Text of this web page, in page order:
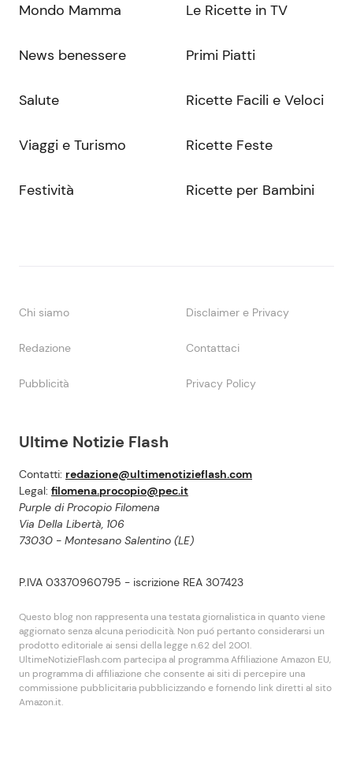
Ultime Notizie Flash
Contatti: redazione@ultimenotizieflash.com
Legal: filomena.procopio@pec.it
Purple di Procopio Filomena
Via Della Libertà, 106
73030 - Montesano Salentino (LE)
P.IVA 03370960795 - iscrizione REA 307423
Questo blog non rappresenta una testata giornalistica in quanto viene
aggiornato senza alcuna periodicità. Non puó pertanto considerarsi un
prodotto editoriale ai sensi della legge n.62 del 2001.
UltimeNotizieFlash.com partecipa al programma Affiliazione Amazon EU,
un programma di affiliazione che consente ai siti di percepire una
commissione pubblicitaria pubblicizzando e fornendo link diretti al sito
Amazon.it.
Mondo Mamma
News benessere
Salute
Viaggi e Turismo
Festività
Le Ricette in TV
Primi Piatti
Ricette Facili e Veloci
Ricette Feste
Ricette per Bambini
Chi siamo Disclaimer e Privacy
Redazione Contattaci
Pubblicità Privacy Policy